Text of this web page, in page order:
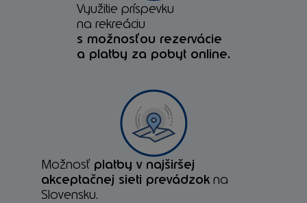
Využitie príspevku
na rekreáciu
s možnosťou rezervácie
a platby za pobyt online.
Možnosť platby v najširšej
akceptačnej sieti prevádzok na
Slovensku.